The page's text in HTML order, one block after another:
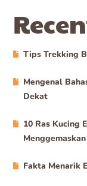
Tips Trekking
Mengenal
Dekat
10 Ras Kucing
Menggemaskan
Fakta Menarik